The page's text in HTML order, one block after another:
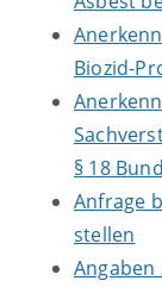
Biozid-
§ 18
Anfrage
stellen